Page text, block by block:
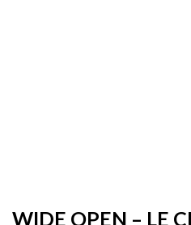
WIDE OPEN – LE